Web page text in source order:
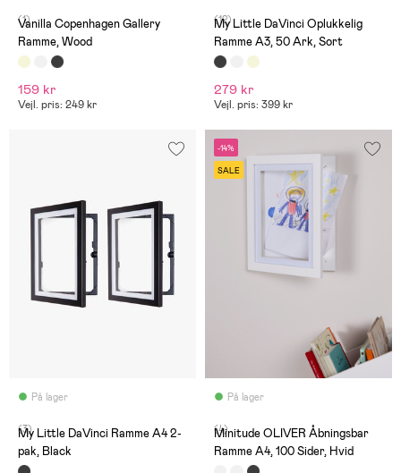
(1)
Vanilla Copenhagen Gallery
Ramme, Wood
159 kr
Vejl. pris: 249 kr
(12)
My Little DaVinci Oplukkelig
Ramme A3, 50 Ark, Sort
279 kr
Vejl. pris: 399 kr
På lager
(3)
My Little DaVinci Ramme A4 2-
pak, Black
-14%
SALE
På lager
(4)
Minitude OLIVER Åbningsbar
Ramme A4, 100 Sider, Hvid